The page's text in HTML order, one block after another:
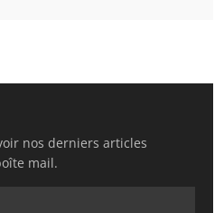
nos derniers articles
mail.